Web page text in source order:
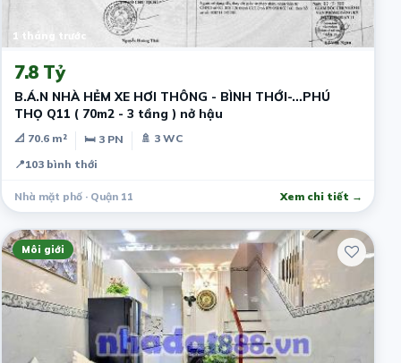
1 tháng trước
7.8 Tỷ
B.Á.N NHÀ HẺM XE HƠI THÔNG - BÌNH THỚI-…PHÚ
THỌ Q11 ( 70m2 - 3 tầng ) nở hậu
📐 70.6 m² 🛏 3 PN
🚿 3 WC
📍103 bình thới
Nhà mặt phố · Quận 11 Xem chi tiết →
Môi giới